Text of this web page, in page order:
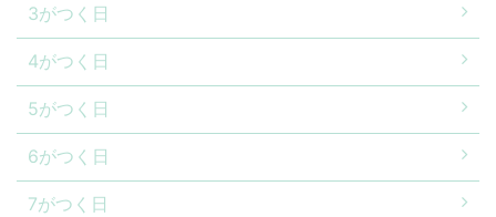
3がつく日
4がつく日
5がつく日
6がつく日
7がつく日